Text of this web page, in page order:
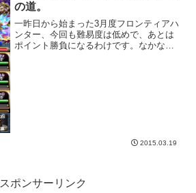
の道。
一昨日から始まった3月度フロンティアハ
ンター、今回も難易度は低めで、あとは
ポイント勝負になるわけです。なかなか
2015.03.19
スポンサーリンク